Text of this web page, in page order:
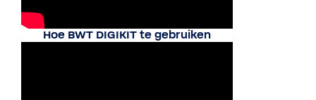
Hoe BWT DIGIKIT te gebruiken